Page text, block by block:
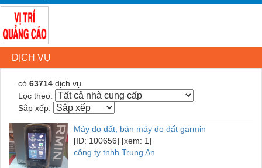
DỊCH VỤ
có 63714 dịch vụ
Lọc theo:
Sắp xếp:
Máy đo đất, bán máy đo đất garmin
[ID: 100656] [xem: 1]
công ty tnhh Trung An